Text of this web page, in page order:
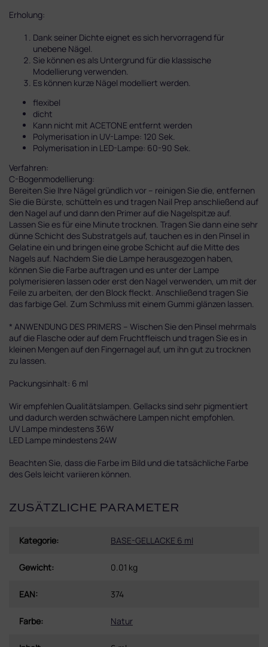
Erholung:
Dank seiner Dichte eignet es sich hervorragend für
unebene Nägel.
Sie können es als Untergrund für die klassische
Modellierung verwenden.
Es können kurze Nägel modelliert werden.
flexibel
dicht
Kann nicht mit ACETONE entfernt werden
Polymerisation in UV-Lampe: 120 Sek.
Polymerisation in LED-Lampe: 60-90 Sek.
Verfahren:
C-Bogenmodellierung:
Bereiten Sie Ihre Nägel gründlich vor – reinigen Sie die, entfernen
Sie die Bürste, schütteln es und tragen Nail Prep anschließend auf
den Nagel auf und dann den Primer auf die Nagelspitze auf.
Lassen Sie es für eine Minute trocknen. Tragen Sie dann eine sehr
dünne Schicht des Substratgels auf, tauchen es in den Pinsel in
Gelatine ein und bringen eine grobe Schicht auf die Mitte des
Nagels auf. Nachdem Sie die Lampe herausgezogen haben,
können Sie die Farbe auftragen und es unter der Lampe
polymerisieren lassen oder erst den Nagel verwenden, um mit der
Feile zu arbeiten, der den Block fleckt. Anschließend tragen Sie
das farbige Gel. Zum Schmluss mit einem Gummi glänzen lassen.
* ANWENDUNG DES PRIMERS – Wischen Sie den Pinsel mehrmals
auf die Flasche oder auf dem Fruchtfleisch und tragen Sie es in
kleinen Mengen auf den Fingernagel auf, um ihn gut zu trocknen
zu lassen.
Packungsinhalt: 6 ml
Wir empfehlen Qualitätslampen. Gellacks sind sehr pigmentiert
und dadurch werden schwächere Lampen nicht empfohlen.
UV Lampe mindestens 36W
LED Lampe mindestens 24W
Beachten Sie, dass die Farbe im Bild und die tatsächliche Farbe
des Gels leicht variieren können.
ZUSÄTZLICHE PARAMETER
Kategorie: BASE-GELLACKE 6 ml
Gewicht: 0.01 kg
EAN: 374
Farbe: Natur